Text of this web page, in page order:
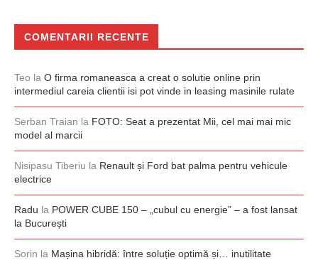
COMENTARII RECENTE
Teo la O firma romaneasca a creat o solutie online prin
intermediul careia clientii isi pot vinde in leasing masinile rulate
Serban Traian la FOTO: Seat a prezentat Mii, cel mai mai mic
model al marcii
Nisipasu Tiberiu la Renault și Ford bat palma pentru vehicule
electrice
Radu la POWER CUBE 150 – „cubul cu energie” – a fost lansat
la București
Sorin la Mașina hibridă: între soluție optimă și… inutilitate